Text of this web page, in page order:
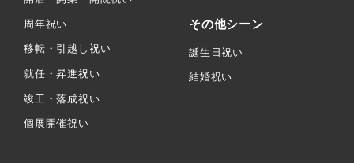
周年祝い
移転・引越し祝い
就任・昇進祝い
竣工・落成祝い
個展開催祝い
その他シーン
誕生日祝い
結婚祝い